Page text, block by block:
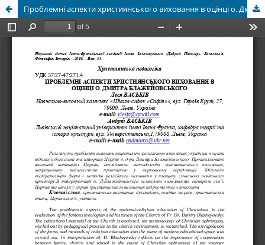
Проблемні аспекти християнського виховання в оцінці о. Дмитра Блажейовського